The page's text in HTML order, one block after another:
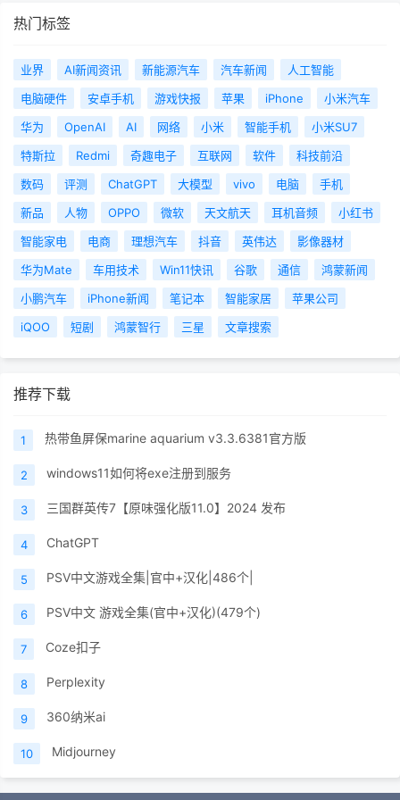
热门标签
业界 AI新闻资讯 新能源汽车 汽车新闻
人工智能
电脑硬件
安卓手机 游戏快报 苹果 iPhone
小米汽车
华为
OpenAI AI 网络 小米 智能手机
小米SU7
特斯拉
Redmi 奇趣电子 互联网 软件
科技前沿
数码
评测 ChatGPT 大模型 vivo 电脑
手机
新品
人物 OPPO 微软 天文航天 耳机音频
小红书
智能家电
电商 理想汽车 抖音 英伟达
影像器材
华为Mate
车用技术 Win11快讯 谷歌 通信
鸿蒙新闻
小鹏汽车
iPhone新闻 笔记本 智能家居
苹果公司
iQOO
短剧 鸿蒙智行 三星 文章搜索
推荐下载
1 热带鱼屏保marine aquarium v3.3.6381官方版
2 windows11如何将exe注册到服务
3 三国群英传7【原味强化版11.0】2024 发布
4 ChatGPT
5 PSV中文游戏全集|官中+汉化|486个|
6 PSV中文 游戏全集(官中+汉化)(479个)
7 Coze扣子
8 Perplexity
9 360纳米ai
10 Midjourney